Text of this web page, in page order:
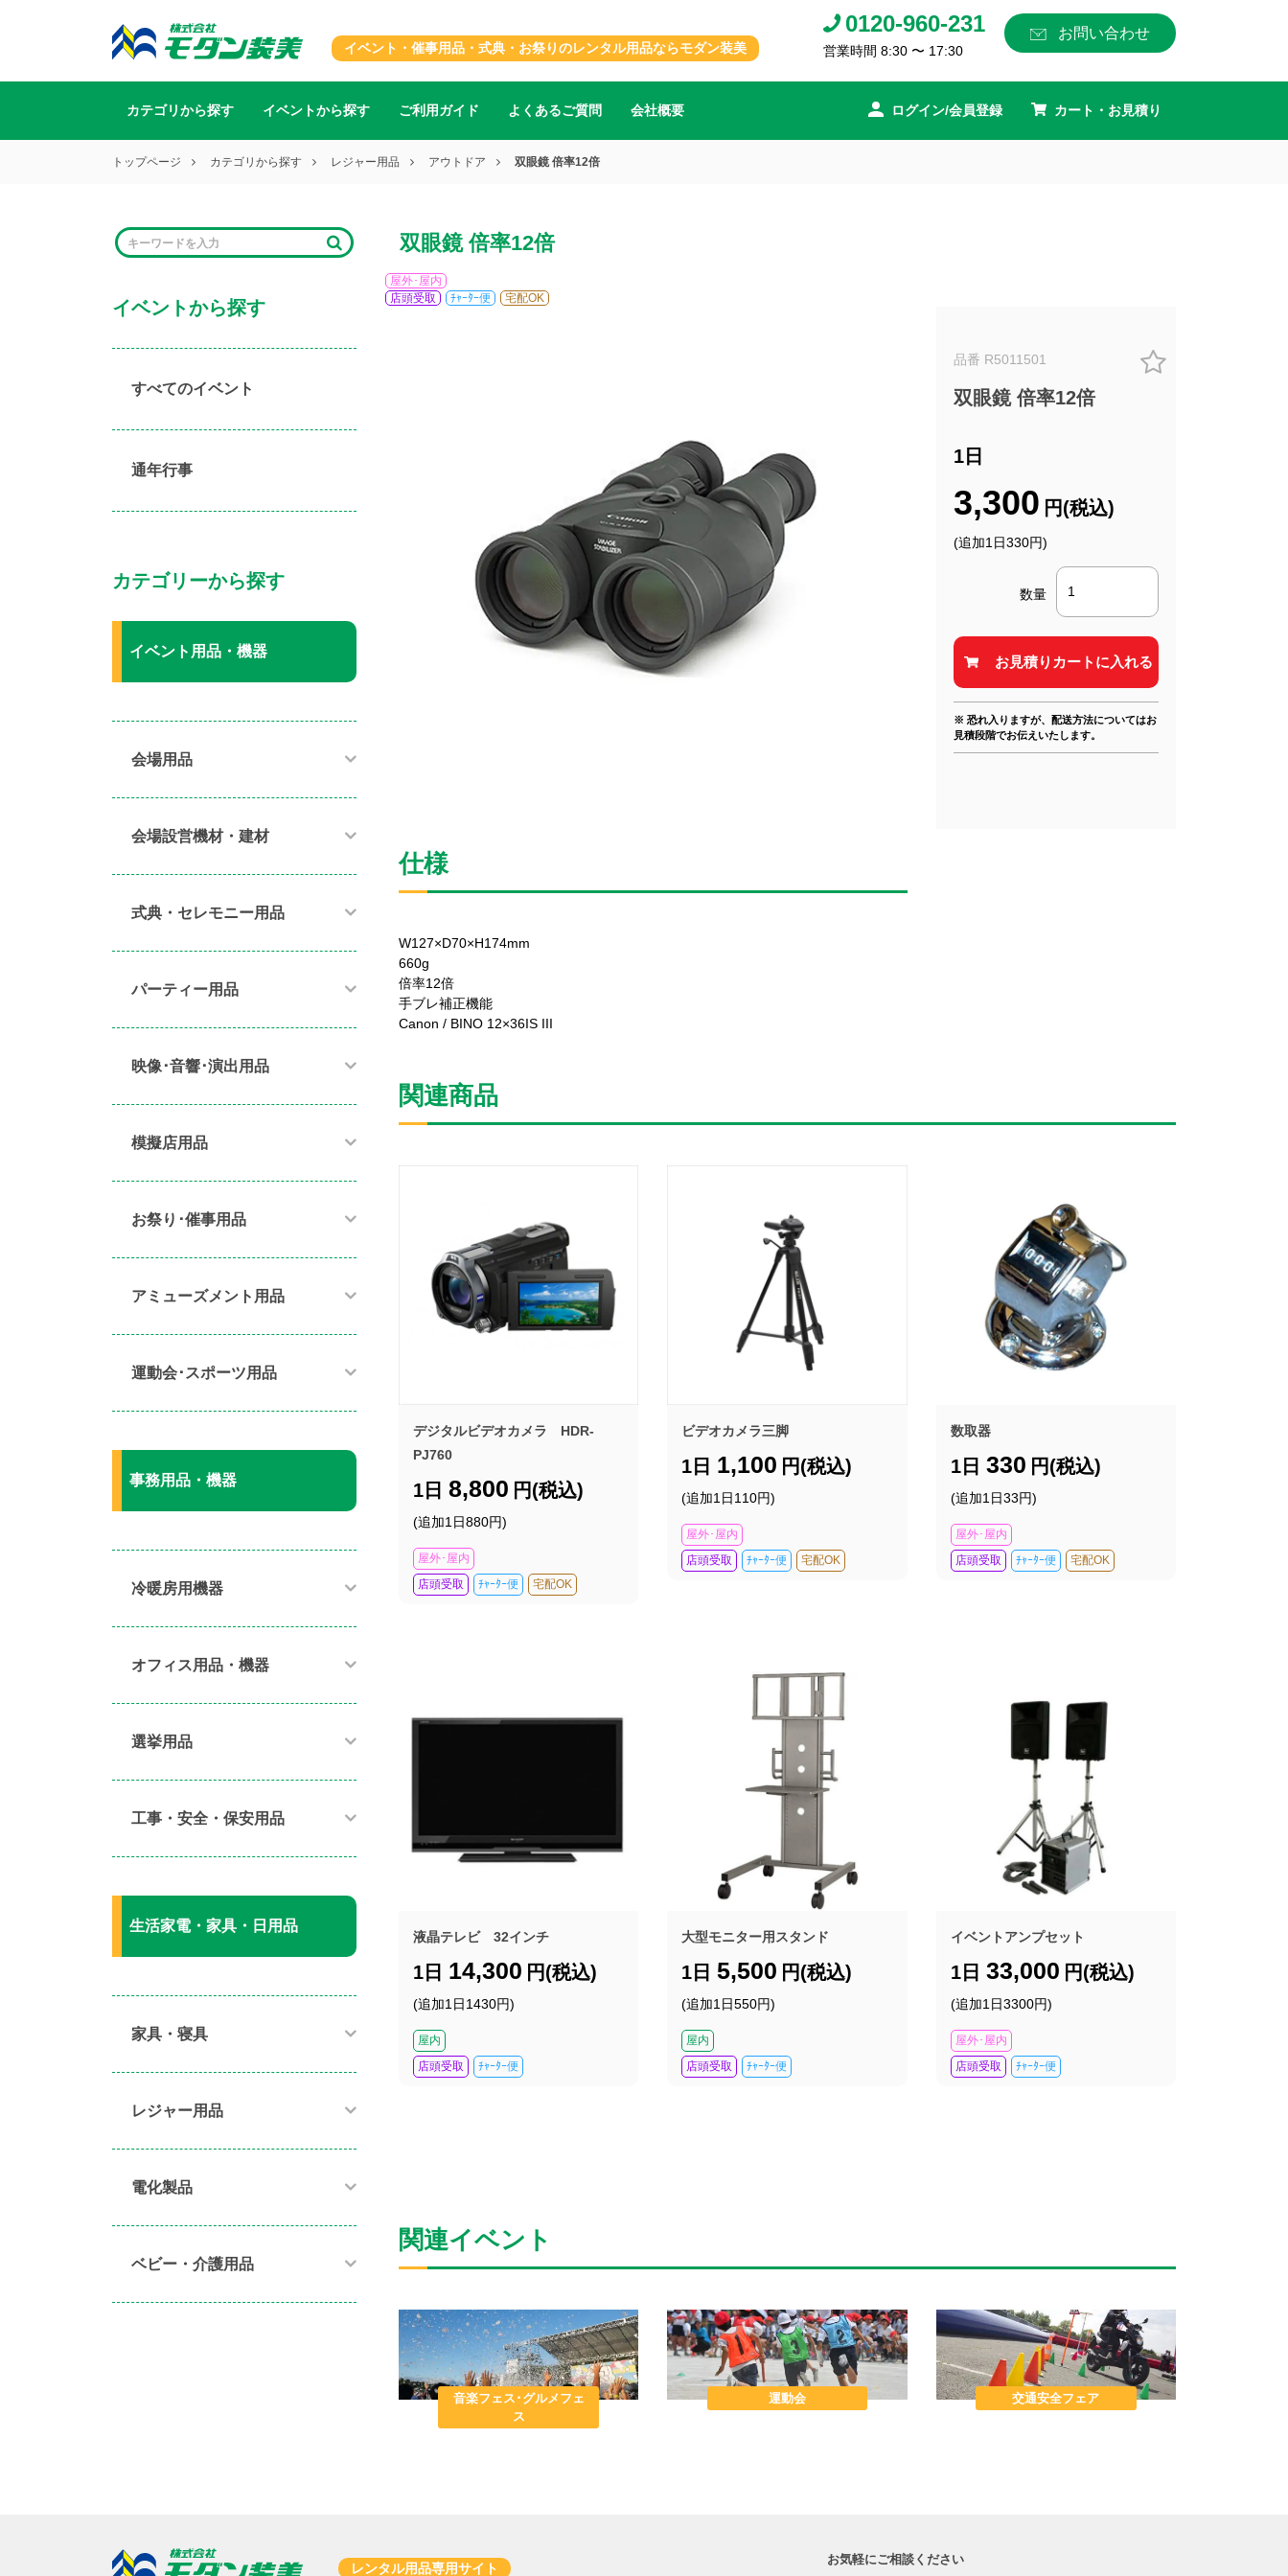
イベント・催事用品・式典・お祭りのレンタル用品ならモダン装美
0120-960-231
営業時間 8:30 〜 17:30
お問い合わせ
カテゴリから探す イベントから探す ご利用ガイド よくあるご質問 会社概要 ログイン/会員登録 カート・お見積り
トップページ カテゴリから探す レジャー用品 アウトドア 双眼鏡 倍率12倍
イベントから探す
すべてのイベント
通年行事
カテゴリーから探す
イベント用品・機器
会場用品
会場設営機材・建材
式典・セレモニー用品
パーティー用品​
映像･音響･演出用品​
模擬店用品​
お祭り･催事用品​
アミューズメント用品​
運動会･スポーツ用品​
事務用品・機器
冷暖房用機器​
オフィス用品・機器​
選挙用品
工事・安全・保安用品
生活家電・家具・日用品
家具・寝具​
レジャー用品
電化製品​
ベビー・介護用品​
双眼鏡 倍率12倍
屋外･屋内
店頭受取
ﾁｬｰﾀｰ便 宅配OK
仕様
W127×D70×H174mm
660g
倍率12倍
手ブレ補正機能
Canon / BINO 12×36IS III
品番 R5011501
双眼鏡 倍率12倍
1日
3,300 円(税込)
(追加1日330円)
数量
※ 恐れ入りますが、配送方法についてはお
見積段階でお伝えいたします。
関連商品
デジタルビデオカメラ HDR-
PJ760
1日 8,800 円(税込)
(追加1日880円)
屋外･屋内
店頭受取
ﾁｬｰﾀｰ便 宅配OK
ビデオカメラ三脚
1日 1,100 円(税込)
(追加1日110円)
屋外･屋内
店頭受取
ﾁｬｰﾀｰ便 宅配OK
数取器
1日 330 円(税込)
(追加1日33円)
屋外･屋内
店頭受取
ﾁｬｰﾀｰ便 宅配OK
液晶テレビ 32インチ
1日 14,300 円(税込)
(追加1日1430円)
屋内
店頭受取
ﾁｬｰﾀｰ便
大型モニター用スタンド
1日5,500 円(税込)
(追加1日550円)
屋内
店頭受取
ﾁｬｰﾀｰ便
イベントアンプセット
1日 33,000 円(税込)
(追加1日3300円)
屋外･屋内
店頭受取
ﾁｬｰﾀｰ便
関連イベント
音楽フェス･グルメフェ
ス
運動会 交通安全フェア
レンタル用品専用サイト
お気軽にご相談ください